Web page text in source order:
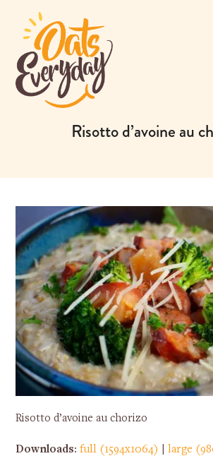
content
Risotto d’avoine au
Risotto d’avoine au chorizo
Downloads:full (1594x1064) |large